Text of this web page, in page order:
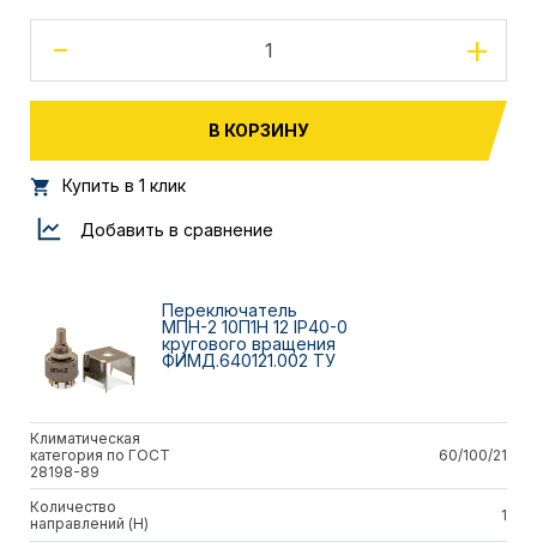
- +
В КОРЗИНУ
Купить в 1 клик
Добавить в сравнение
Переключатель
МПН-2 10П1Н 12 IP40-0
кругового вращения
ФИМД.640121.002 ТУ
Климатическая
категория по ГОСТ
28198-89
60/100/21
Количество
направлений (Н)
1